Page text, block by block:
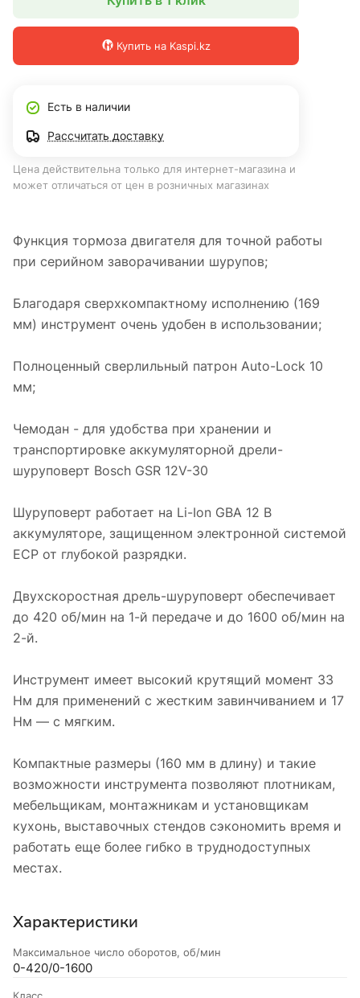
Купить на Kaspi.kz
Есть в наличии
Рассчитать доставку
Цена действительна только для интернет-магазина и
может отличаться от цен в розничных магазинах
Функция тормоза двигателя для точной работы
при серийном заворачивании шурупов;
Благодаря сверхкомпактному исполнению (169
мм) инструмент очень удобен в использовании;
Полноценный сверлильный патрон Auto-Lock 10
мм;
Чемодан - для удобства при хранении и
транспортировке аккумуляторной дрели-
шуруповерт Bosch GSR 12V-30
Шуруповерт работает на Li-Ion GBA 12 В
аккумуляторе, защищенном электронной системой
ECP от глубокой разрядки.
Двухскоростная дрель-шуруповерт обеспечивает
до 420 об/мин на 1-й передаче и до 1600 об/мин на
2-й.
Инструмент имеет высокий крутящий момент 33
Нм для применений с жестким завинчиванием и 17
Нм — с мягким.
Компактные размеры (160 мм в длину) и такие
возможности инструмента позволяют плотникам,
мебельщикам, монтажникам и установщикам
кухонь, выставочных стендов сэкономить время и
работать еще более гибко в труднодоступных
местах.
Характеристики
Максимальное число оборотов, об/мин
0-420/0-1600
Класс